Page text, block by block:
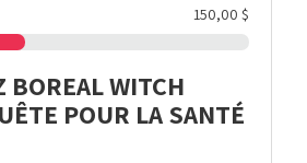
150,00 $
BOREAL WITCH
POUR LA SANTÉ